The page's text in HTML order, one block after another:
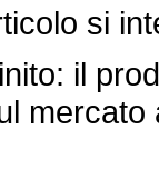
si
il